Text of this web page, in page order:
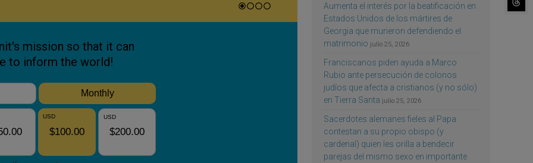
Aumenta el interés por la beatificación en
Estados Unidos de los mártires de
Georgia que murieron defendiendo el
matrimonio julio 25, 2026
Franciscanos piden ayuda a Marco
Rubio ante persecución de colonos
judíos que afecta a cristianos (y no sólo)
en Tierra Santa julio 25, 2026
Sacerdotes alemanes fieles al Papa
contestan a su propio obispo (y
cardenal) quien les orilla a bendecir
parejas del mismo sexo en importante